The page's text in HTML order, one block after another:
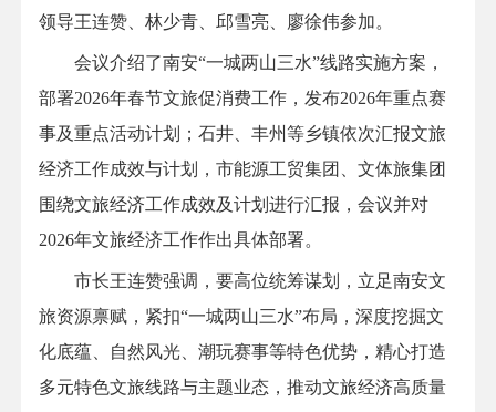
领导王连赞、林少青、邱雪亮、廖徐伟参加。
会议介绍了南安“一城两山三水”线路实施方案，
部署2026年春节文旅促消费工作，发布2026年重点赛
事及重点活动计划；石井、丰州等乡镇依次汇报文旅
经济工作成效与计划，市能源工贸集团、文体旅集团
围绕文旅经济工作成效及计划进行汇报，会议并对
2026年文旅经济工作作出具体部署。
市长王连赞强调，要高位统筹谋划，立足南安文
旅资源禀赋，紧扣“一城两山三水”布局，深度挖掘文
化底蕴、自然风光、潮玩赛事等特色优势，精心打造
多元特色文旅线路与主题业态，推动文旅经济高质量